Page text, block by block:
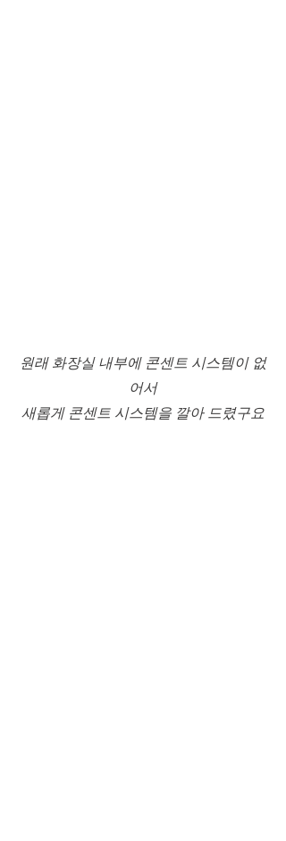
원래 화장실 내부에 콘센트 시스템이 없
어서
새롭게 콘센트 시스템을 깔아 드렸구요